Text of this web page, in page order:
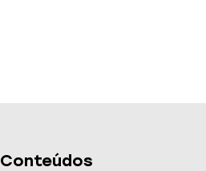
Conteúdos